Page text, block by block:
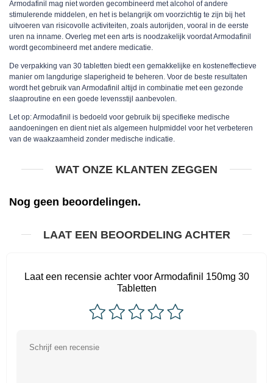
Armodafinil mag niet worden gecombineerd met alcohol of andere
stimulerende middelen, en het is belangrijk om voorzichtig te zijn bij het
uitvoeren van risicovolle activiteiten, zoals autorijden, vooral in de eerste
uren na inname. Overleg met een arts is noodzakelijk voordat Armodafinil
wordt gecombineerd met andere medicatie.
De verpakking van 30 tabletten biedt een gemakkelijke en kosteneffectieve
manier om langdurige slaperigheid te beheren. Voor de beste resultaten
wordt het gebruik van Armodafinil altijd in combinatie met een gezonde
slaaproutine en een goede levensstijl aanbevolen.
Let op: Armodafinil is bedoeld voor gebruik bij specifieke medische
aandoeningen en dient niet als algemeen hulpmiddel voor het verbeteren
van de waakzaamheid zonder medische indicatie.
WAT ONZE KLANTEN ZEGGEN
Nog geen beoordelingen.
LAAT EEN BEOORDELING ACHTER
Laat een recensie achter voor Armodafinil 150mg 30
Tabletten